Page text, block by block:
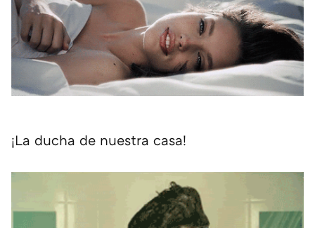
¡La ducha de nuestra casa!